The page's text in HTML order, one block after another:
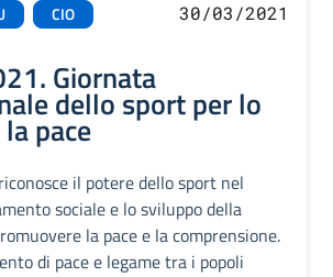
CIO 30/03/2021
Giornata
dello sport per lo
pace
il potere dello sport nel
sociale e lo sviluppo della
la pace e la comprensione.
di pace e legame tra i popoli